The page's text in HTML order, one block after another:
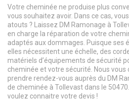
Votre cheminée ne produise plus
vous souhaitez avoir. Dans ce cas,
atouts ? Laissez DM Ramonage à
en charge la réparation de votre
adaptés aux dommages. Puisque ses
elles nécessitent une échelle, des
matériels d’équipements de sécurité
cheminée et votre sécurité. Nous
prendre rendez-vous auprès du DM
de cheminée à Tollevast dans le
voulez connaitre votre devis !